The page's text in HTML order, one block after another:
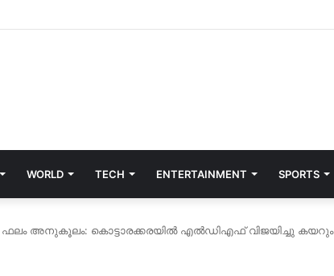
WORLD TECH ENTERTAINMENT SPORTS
അനുകൂലം: കൊട്ടാരക്കരയില്‍ എല്‍ഡിഎഫ് വിജയിച്ചു കയറും